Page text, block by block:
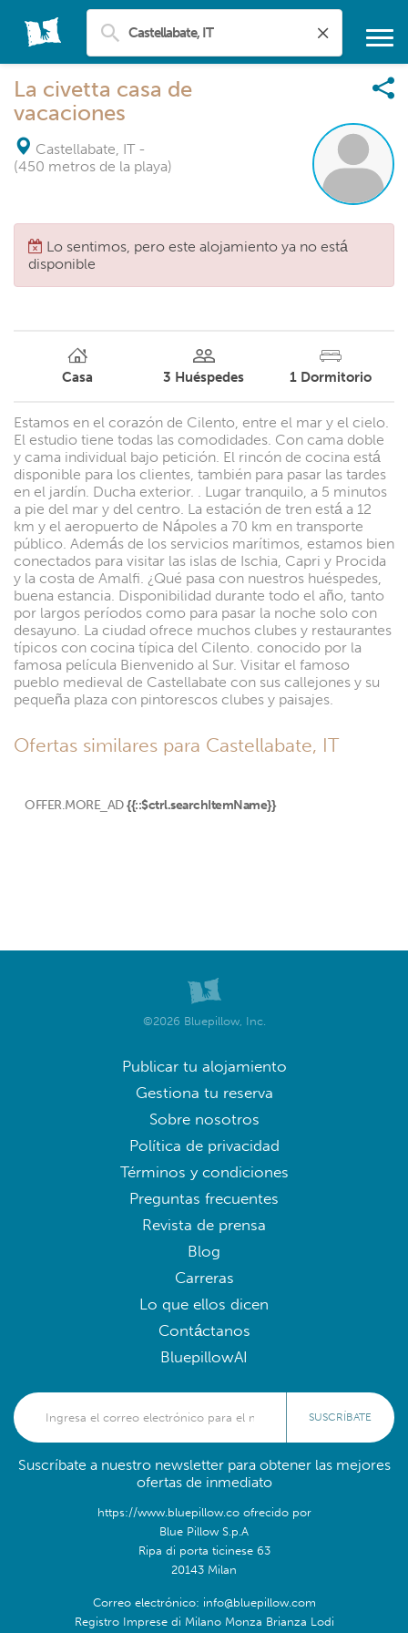
La civetta casa de
vacaciones
Castellabate, IT -
(450 metros de la playa)
Lo sentimos, pero este alojamiento ya no está
disponible
Casa 3 Huéspedes 1 Dormitorio
Estamos en el corazón de Cilento, entre el mar y el cielo.
El estudio tiene todas las comodidades. Con cama doble
y cama individual bajo petición. El rincón de cocina está
disponible para los clientes, también para pasar las tardes
en el jardín. Ducha exterior. . Lugar tranquilo, a 5 minutos
a pie del mar y del centro. La estación de tren está a 12
km y el aeropuerto de Nápoles a 70 km en transporte
público. Además de los servicios marítimos, estamos bien
conectados para visitar las islas de Ischia, Capri y Procida
y la costa de Amalfi. ¿Qué pasa con nuestros huéspedes,
buena estancia. Disponibilidad durante todo el año, tanto
por largos períodos como para pasar la noche solo con
desayuno. La ciudad ofrece muchos clubes y restaurantes
típicos con cocina típica del Cilento. conocido por la
famosa película Bienvenido al Sur. Visitar el famoso
pueblo medieval de Castellabate con sus callejones y su
pequeña plaza con pintorescos clubes y paisajes.
Ofertas similares para Castellabate, IT
OFFER.MORE_AD {{::$ctrl.searchItemName}}
©2026 Bluepillow, Inc.
Publicar tu alojamiento
Gestiona tu reserva
Sobre nosotros
Política de privacidad
Términos y condiciones
Preguntas frecuentes
Revista de prensa
Blog
Carreras
Lo que ellos dicen
Contáctanos
BluepillowAI
SUSCRÍBATE
Suscríbate a nuestro newsletter para obtener las mejores
ofertas de inmediato
https://www.bluepillow.co ofrecido por
Blue Pillow S.p.A
Ripa di porta ticinese 63
20143 Milan
Correo electrónico: info@bluepillow.com
Registro Imprese di Milano Monza Brianza Lodi